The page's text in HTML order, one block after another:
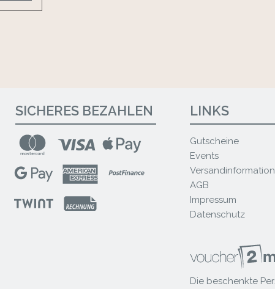
SICHERES BEZAHLEN LINKS
Gutscheine
Events
AGB
Impressum
Datenschutz
Die beschenkte